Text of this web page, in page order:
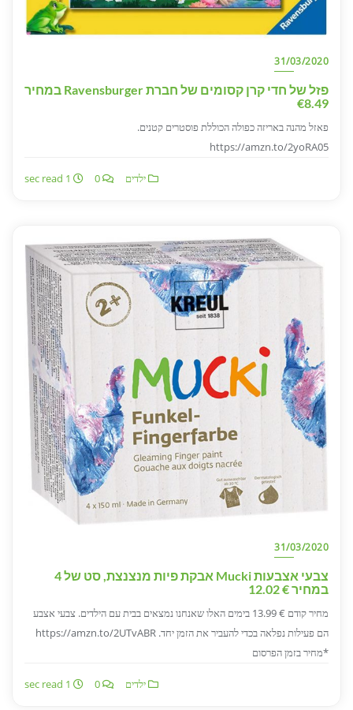
31/03/2020
פזל של חדי קרן קסומים של חברת Ravensburger במחיר
€8.49
פאזל מהנה באריזה כפולה הכוללת פוסטרים קטנים.
https://amzn.to/2yoRA05
ילדים
31/03/2020
צבעי אצבעות Mucki אבקת פיות מנצנצת, סט של 4
במחיר € 12.02
מחיר קודם € 13.99 בימים האלו שאנחנו נמצאים בבית עם הילדים. צבעי אצבע
*מחיר בזמן הפרסום
ילדים